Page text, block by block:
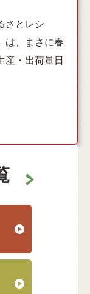
さとレシ
は、まさに春
産・出荷量日